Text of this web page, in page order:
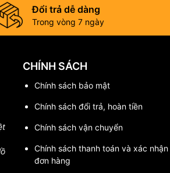
Đổi trả dễ dàng
Trong vòng 7 ngày
CHÍNH SÁCH
Chính sách bảo mật
Chính sách đổi trả, hoàn tiền
Chính sách vận chuyển
Chính sách thanh toán và xác nhận
đơn hàng